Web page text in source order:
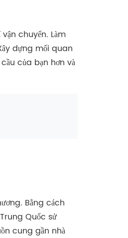
chuyển. Làm
dựng mối quan
của bạn hơn và
Bằng cách
Quốc sử
cung gần nhà